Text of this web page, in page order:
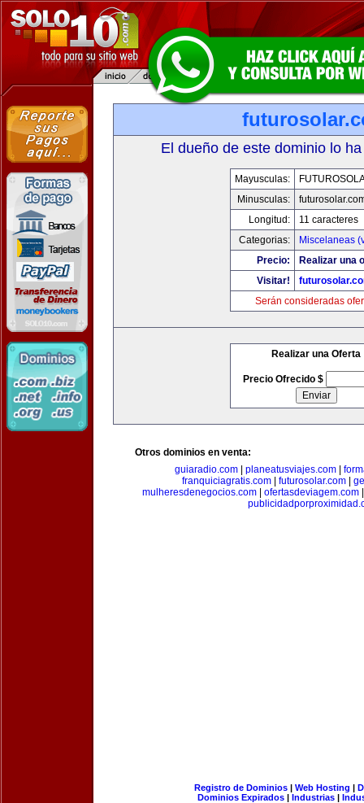
El dueño de este dominio lo
Mayusculas:
Minusculas:
Longitud:
11 caracteres
Categorias:
Miscelaneas
Precio:
Realizar una
Visitar!
Serán consideradas
Realizar una Oferta
Precio Ofrecido $
Otros dominios en venta:
guiaradio.com
planeatusviajes.com
franquiciagratis.com
futurosolar.com
mulheresdenegocios.com
ofertasdeviagem.com
Registro de Dominios| Web Hosting |
Dominios Expirados | Industrias |